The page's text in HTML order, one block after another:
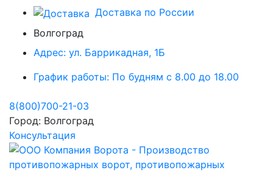
Доставка по России
Волгоград
Адрес: ул. Баррикадная, 1Б
График работы: По будням с 8.00 до 18.00
8(800)700-21-03
Город: Волгоград
Консультация